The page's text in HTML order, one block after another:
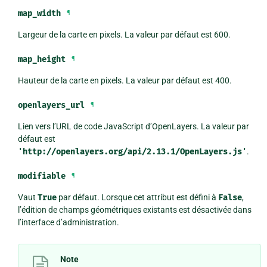
map_width ¶
Largeur de la carte en pixels. La valeur par défaut est 600.
map_height ¶
Hauteur de la carte en pixels. La valeur par défaut est 400.
openlayers_url ¶
Lien vers l’URL de code JavaScript d’OpenLayers. La valeur par
défaut est
'http://openlayers.org/api/2.13.1/OpenLayers.js'.
modifiable ¶
Vaut Truepar défaut. Lorsque cet attribut est défini à False,
l’édition de champs géométriques existants est désactivée dans
l’interface d’administration.
Note